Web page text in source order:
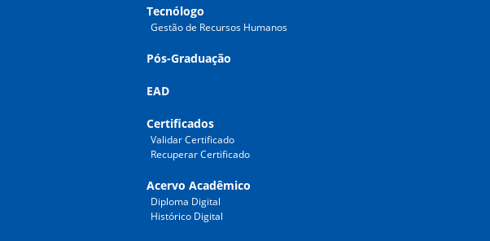
Tecnólogo
Gestão de Recursos Humanos
Pós-Graduação
EAD
Certificados
Validar Certificado
Recuperar Certificado
Acervo Acadêmico
Diploma Digital
Histórico Digital